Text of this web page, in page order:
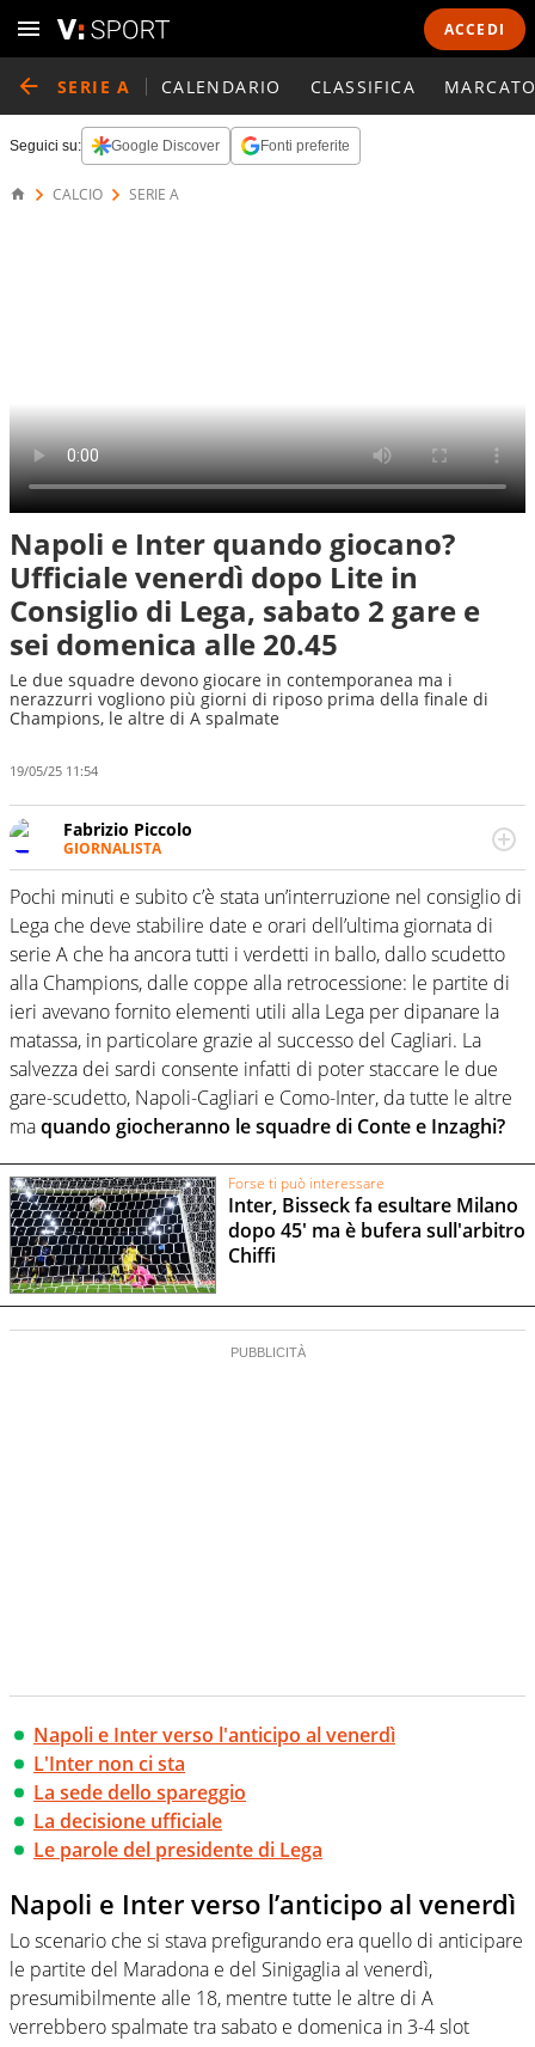
ACCEDI
SERIE A CALENDARIO CLASSIFICA
Seguici su: Google Discover Fonti preferite
CALCIO SERIE A
Napoli e Inter quando giocano?
Ufficiale venerdì dopo Lite in
Consiglio di Lega, sabato 2 gare e
sei domenica alle 20.45
Le due squadre devono giocare in contemporanea ma i
nerazzurri vogliono più giorni di riposo prima della finale di
Champions, le altre di A spalmate
19/05/25 11:54
Fabrizio Piccolo
GIORNALISTA
Nella sua carriera ha seguito numerose manifestazioni
sportive e collaborato con agenzie e testate. Esperienza,
competenza, conoscenza e memoria storica. Si occupa
prevalentemente di calcio
Pochi minuti e subito c’è stata un’interruzione nel consiglio di
Lega che deve stabilire date e orari dell’ultima giornata di
serie A che ha ancora tutti i verdetti in ballo, dallo scudetto
alla Champions, dalle coppe alla retrocessione: le partite di
ieri avevano fornito elementi utili alla Lega per dipanare la
matassa, in particolare grazie al successo del Cagliari. La
salvezza dei sardi consente infatti di poter staccare le due
gare-scudetto, Napoli-Cagliari e Como-Inter, da tutte le altre
maquando giocheranno le squadre di Conte e Inzaghi?
Forse ti può interessare
Inter, Bisseck fa esultare Milano
dopo 45' ma è bufera sull'arbitro
Chiffi
Napoli e Inter verso l'anticipo al venerdì
L'Inter non ci sta
La sede dello spareggio
La decisione ufficiale
Le parole del presidente di Lega
Napoli e Inter verso l’anticipo al venerdì
Lo scenario che si stava prefigurando era quello di anticipare
le partite del Maradona e del Sinigaglia al venerdì,
presumibilmente alle 18, mentre tutte le altre di A
verrebbero spalmate tra sabato e domenica in 3-4 slot